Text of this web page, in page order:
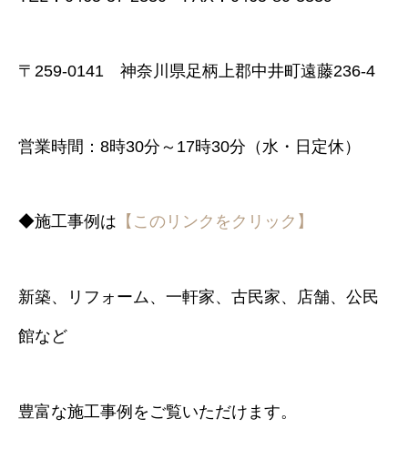
〒259-0141 神奈川県足柄上郡中井町遠藤236-4
営業時間：8時30分～17時30分（水・日定休）
◆施工事例は 【このリンクをクリック】
新築、リフォーム、一軒家、古民家、店舗、公民
館など
豊富な施工事例をご覧いただけます。